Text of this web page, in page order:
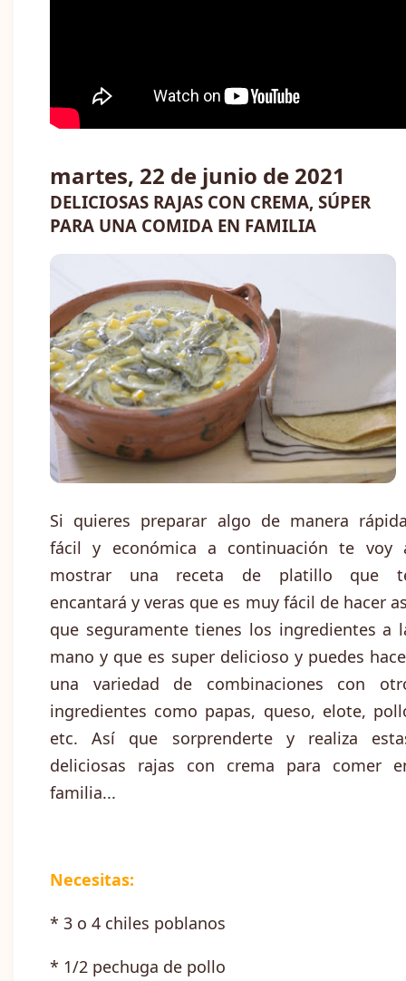
martes, 22 de junio de 2021
DELICIOSAS RAJAS CON CREMA, SÚPER
PARA UNA COMIDA EN FAMILIA
Si quieres preparar algo de manera
fácil y económica a continuación te voy
mostrar una receta de platillo que
encantará y veras que es muy fácil de hacer
que seguramente tienes los ingredientes a
mano y que es super delicioso y puedes
una variedad de combinaciones con
ingredientes como papas, queso, elote,
etc. Así que sorprenderte y realiza
deliciosas rajas con crema para comer
familia...
Necesitas:
* 3 o 4 chiles poblanos
* 1/2 pechuga de pollo